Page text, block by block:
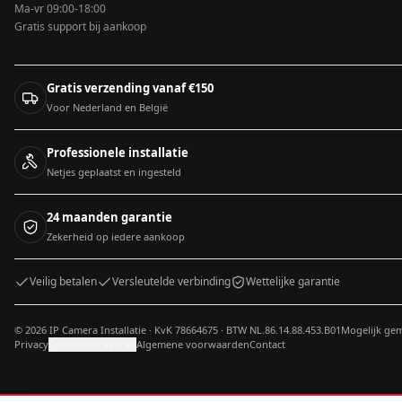
Ma-vr 09:00-18:00
Gratis support bij aankoop
Gratis verzending vanaf €150
Voor Nederland en België
Professionele installatie
Netjes geplaatst en ingesteld
24 maanden garantie
Zekerheid op iedere aankoop
Veilig betalen Versleutelde verbinding Wettelijke garantie
© 2026 IP Camera Installatie · KvK 78664675 · BTW NL.86.14.88.453.B01 Mogelijk
Privacy
Algemene voorwaardenContact